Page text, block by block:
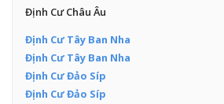
Định Cư Châu Âu
Định Cư Tây Ban Nha
Định Cư Tây Ban Nha
Định Cư Đảo Síp
Định Cư Đảo Síp